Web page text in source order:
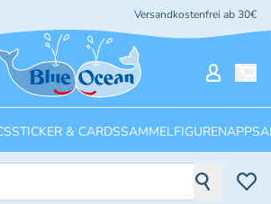
Versandkostenfrei ab 30€
STICKER & CARDSSAMMELFIGURENAPPS